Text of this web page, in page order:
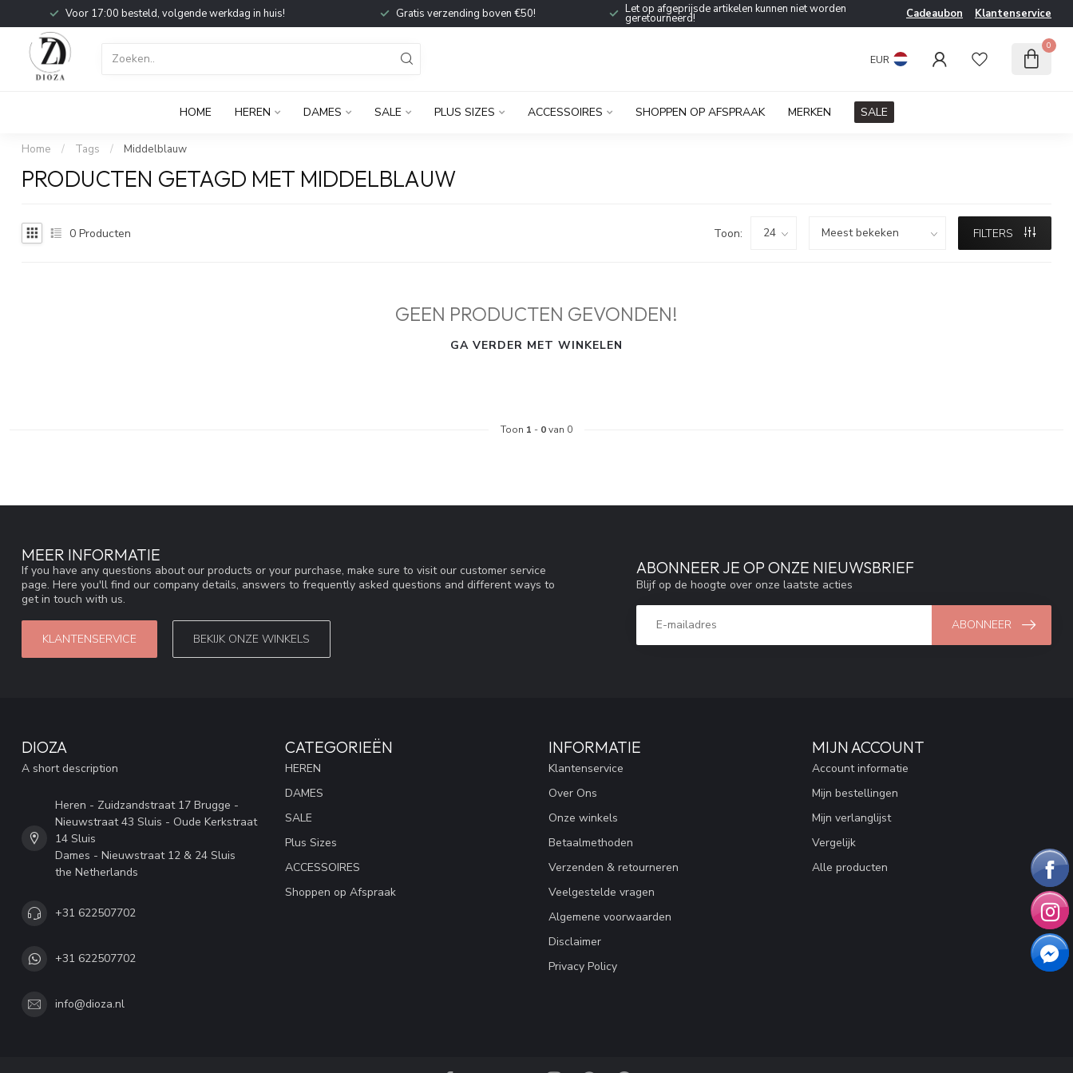
Voor 17:00 besteld, volgende werkdag in huis! Gratis verzending boven €50! Let op afgeprijsde artikelen kunnen niet worden
geretourneerd! Cadeaubon Klantenservice
EUR
0
HOME HEREN DAMES SALE PLUS SIZES ACCESSOIRES SHOPPEN OP AFSPRAAK MERKEN SALE
Home / Tags / Middelblauw
PRODUCTEN GETAGD MET MIDDELBLAUW
0 Producten Toon: FILTERS
GEEN PRODUCTEN GEVONDEN!
GA VERDER MET WINKELEN
Toon 1 - 0van 0
MEER INFORMATIE
If you have any questions about our products or your purchase, make sure to visit our customer service
page. Here you'll find our company details, answers to frequently asked questions and different ways to
get in touch with us.
KLANTENSERVICE BEKIJK ONZE WINKELS
ABONNEER JE OP ONZE NIEUWSBRIEF
Blijf op de hoogte over onze laatste acties
ABONNEER
DIOZA
A short description
Heren - Zuidzandstraat 17 Brugge -
Nieuwstraat 43 Sluis - Oude Kerkstraat
14 Sluis
Dames - Nieuwstraat 12 & 24 Sluis
the Netherlands
+31 622507702
+31 622507702
info@dioza.nl
CATEGORIEËN
HEREN
DAMES
SALE
Plus Sizes
ACCESSOIRES
Shoppen op Afspraak
INFORMATIE
Klantenservice
Over Ons
Onze winkels
Betaalmethoden
Verzenden & retourneren
Veelgestelde vragen
Algemene voorwaarden
Disclaimer
Privacy Policy
MIJN ACCOUNT
Account informatie
Mijn bestellingen
Mijn verlanglijst
Vergelijk
Alle producten